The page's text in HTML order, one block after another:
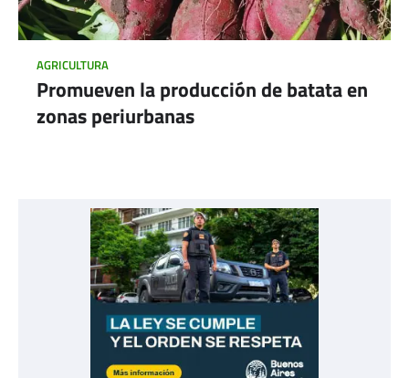
AGRICULTURA
Promueven la producción de batata en
zonas periurbanas